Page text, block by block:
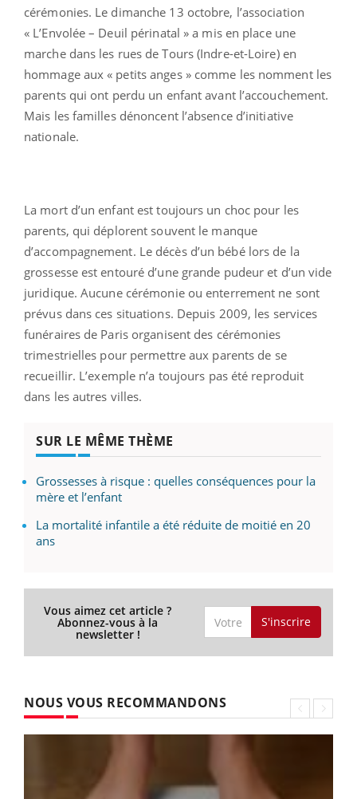
cérémonies. Le dimanche 13 octobre, l’association
« L’Envolée – Deuil périnatal » a mis en place une
marche dans les rues de Tours (Indre-et-Loire) en
hommage aux « petits anges » comme les nomment les
parents qui ont perdu un enfant avant l’accouchement.
Mais les familles dénoncent l’absence d’initiative
nationale.
La mort d’un enfant est toujours un choc pour les
parents, qui déplorent souvent le manque
d’accompagnement. Le décès d’un bébé lors de la
grossesse est entouré d’une grande pudeur et d’un vide
juridique. Aucune cérémonie ou enterrement ne sont
prévus dans ces situations. Depuis 2009, les services
funéraires de Paris organisent des cérémonies
trimestrielles pour permettre aux parents de se
recueillir. L’exemple n’a toujours pas été reproduit
dans les autres villes.
SUR LE MÊME THÈME
Grossesses à risque : quelles conséquences pour la
mère et l’enfant
La mortalité infantile a été réduite de moitié en 20
ans
Vous aimez cet article ?
Abonnez-vous à la
newsletter !
S'inscrire
NOUS VOUS RECOMMANDONS